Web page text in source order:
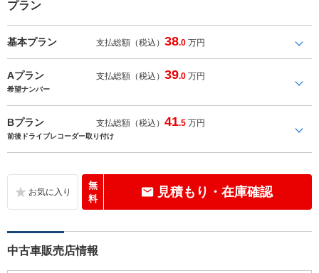
プラン
基本プラン 支払総額（税込）38.0 万円
Aプラン 支払総額（税込）39.0 万円
希望ナンバー
Bプラン 支払総額（税込）41.5 万円
前後ドライブレコーダー取り付け
無
料
見積もり・在庫確認
中古車販売店情報